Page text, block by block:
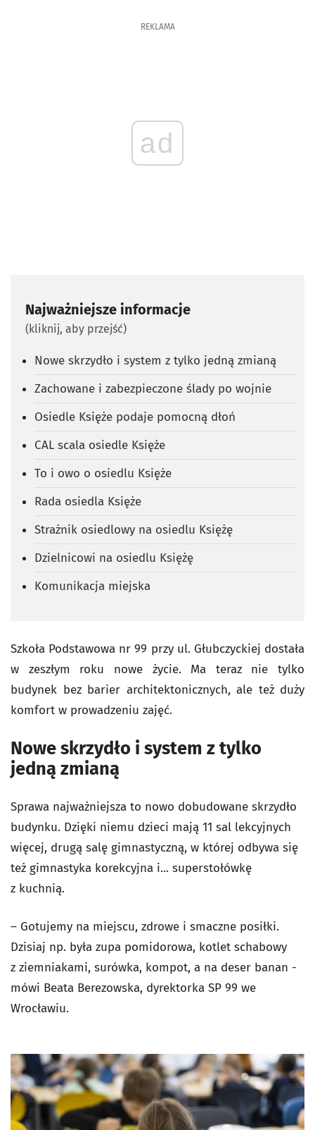
REKLAMA
ad
Najważniejsze informacje
(kliknij, aby przejść)
Nowe skrzydło i system z tylko jedną zmianą
Zachowane i zabezpieczone ślady po wojnie
Osiedle Księże podaje pomocną dłoń
CAL scala osiedle Księże
To i owo o osiedlu Księże
Rada osiedla Księże
Strażnik osiedlowy na osiedlu Księżę
Dzielnicowi na osiedlu Księżę
Komunikacja miejska
Szkoła Podstawowa nr 99 przy ul. Głubczyckiej dostała
w zeszłym roku nowe życie. Ma teraz nie tylko
budynek bez barier architektonicznych, ale też duży
komfort w prowadzeniu zajęć.
Nowe skrzydło i system z tylko
jedną zmianą
Sprawa najważniejsza to nowo dobudowane skrzydło
budynku. Dzięki niemu dzieci mają 11 sal lekcyjnych
więcej, drugą salę gimnastyczną, w której odbywa się
też gimnastyka korekcyjna i... superstołówkę
z kuchnią.
– Gotujemy na miejscu, zdrowe i smaczne posiłki.
Dzisiaj np. była zupa pomidorowa, kotlet schabowy
z ziemniakami, surówka, kompot, a na deser banan -
mówi Beata Berezowska, dyrektorka SP 99 we
Wrocławiu.